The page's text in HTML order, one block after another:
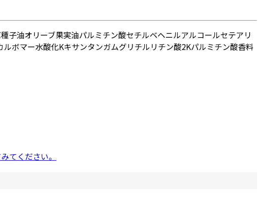
子油オリーブ果実油パルミチン酸セチルベヘニルアルコールセテアリ
ルボマー水酸化Kキサンタンガムグリチルリチン酸2Kパルミチン酸香料
てください。